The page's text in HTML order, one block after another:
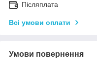
Післяплата
Всі умови оплати
Умови повернення